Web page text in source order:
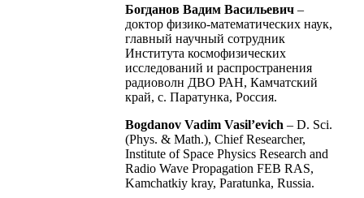
Богданов Вадим Васильевич–
доктор физико-математических наук,
главный научный сотрудник
Института космофизических
исследований и распространения
радиоволн ДВО РАН, Камчатский
край, с. Паратунка, Россия.
Bogdanov Vadim Vasil’evich – D. Sci.
(Phys. & Math.), Chief Researcher,
Institute of Space Physics Research and
Radio Wave Propagation FEB RAS,
Kamchatkiy kray, Paratunka, Russia.